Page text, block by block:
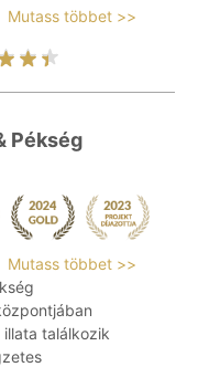
Mutass többet >>
Pékség
Mutass többet >>
találkozik